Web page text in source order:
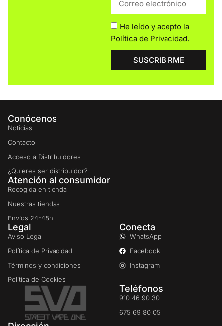
He leído y acepto la
Política de Privacidad.
SUSCRIBIRME
Conócenos
Noticias
Contacto
Acceso a Distribuidores
¿Quieres ser distribuidor?
Atención al consumidor
Recogida en tienda
Nuestras tiendas
Envíos 24-48h
Legal
Aviso Legal
Política de Privacidad
Términos y condiciones
Política de Cookies
Conecta
WhatsApp
Facebook
Instagram
Teléfonos
910 46 90 30
675 69 80 05